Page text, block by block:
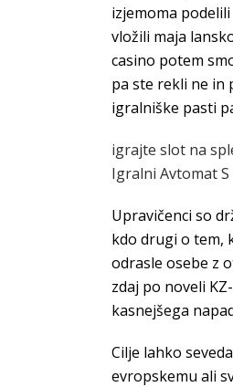
izjemoma
vložili maja
casino potem
pa ste rekli ne in
igralniške pasti
igrajte slot na
Igralni Avtomat
Upravičenci so
kdo drugi o tem,
odrasle osebe z
zdaj po noveli
kasnejšega
Cilje lahko
evropskemu ali